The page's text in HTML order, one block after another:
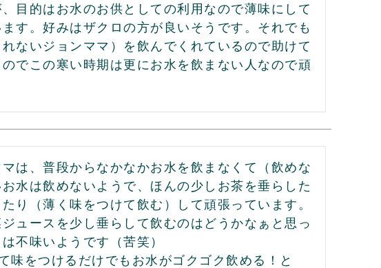
目的はお水のお供としての利用なので薄味にして
す。好みはザクロの方が良いそうです。それでも
ないジョンママ）を飲んでくれているので助けて
でこの寒い時期は更にお水を飲まない人なので頑
は、普段からなかなかお水を飲まなくて（飲めな
水は飲めないようで、ほんの少しお茶を垂らした
り（薄く味をつけて飲む）して頑張っています。
ュースを少し垂らして飲むのはどうかなぁと思っ
不味いようです（苦笑）
味をつけるだけでもお水がゴクゴク飲める！と